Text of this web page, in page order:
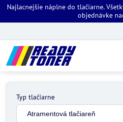
Najlacnejšie náplne do tlačiarne.
objednávke
Typ tlačiarne